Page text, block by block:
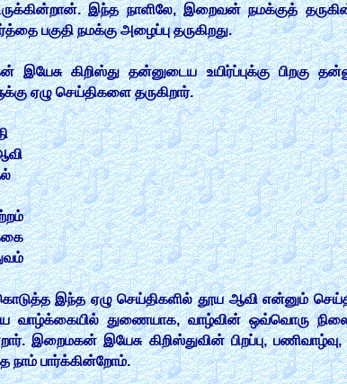
இந்த நாளிலே, இறைவன் நமக்குத்
பகுதி நமக்கு அழைப்பு தருகிறது.
இயேசு கிறிஸ்து தன்னுடைய உயிர்ப்புக்கு பிறகு
ஏழு செய்திகளை தருகிறார்.
இந்த ஏழு செய்திகளில் தூய ஆவி என்னும்
வாழ்க்கையில் துணையாக, வாழ்வின் ஒவ்வொரு
இறைமகன் இயேசு கிறிஸ்துவின் பிறப்பு,
நாம் பார்க்கின்றோம்.